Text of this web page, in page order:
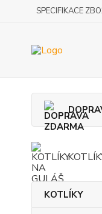
SPECIFIKACE
KOTLÍKY